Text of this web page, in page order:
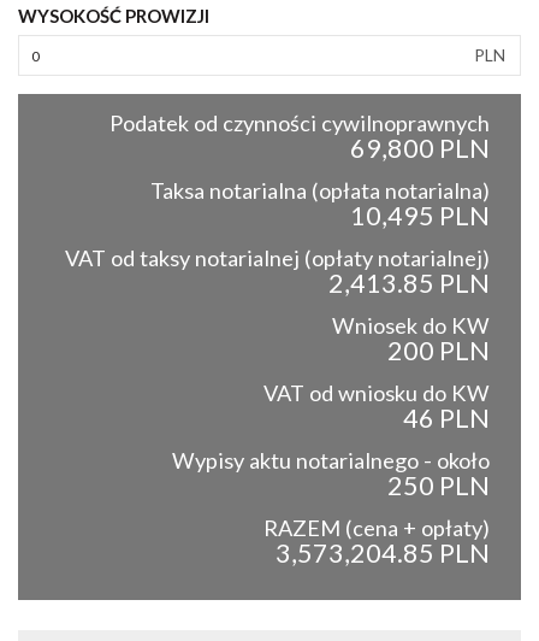
WYSOKOŚĆ PROWIZJI
PLN
Podatek od czynności cywilnoprawnych
69,800 PLN
Taksa notarialna (opłata notarialna)
10,495 PLN
VAT od taksy notarialnej (opłaty notarialnej)
2,413.85 PLN
Wniosek do KW
200 PLN
VAT od wniosku do KW
46 PLN
Wypisy aktu notarialnego - około
250 PLN
RAZEM (cena + opłaty)
3,573,204.85 PLN